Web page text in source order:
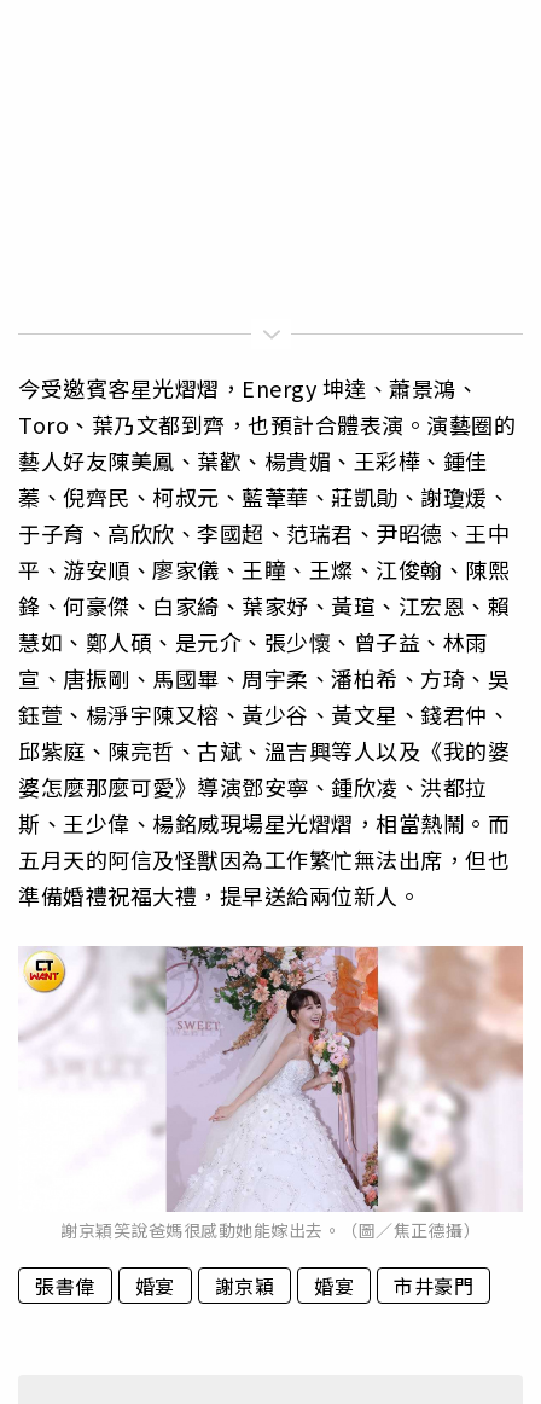
今受邀賓客星光熠熠，Energy 坤達、蕭景鴻、
Toro、葉乃文都到齊，也預計合體表演。演藝圈的
藝人好友陳美鳳、葉歡、楊貴媚、王彩樺、鍾佳
蓁、倪齊民、柯叔元、藍葦華、莊凱勛、謝瓊煖、
于子育、高欣欣、李國超、范瑞君、尹昭德、王中
平、游安順、廖家儀、王瞳、王燦、江俊翰、陳熙
鋒、何豪傑、白家綺、葉家妤、黃瑄、江宏恩、賴
慧如、鄭人碩、是元介、張少懷、曾子益、林雨
宣、唐振剛、馬國畢、周宇柔、潘柏希、方琦、吳
鈺萱、楊淨宇陳又榕、黃少谷、黃文星、錢君仲、
邱紫庭、陳亮哲、古斌、溫吉興等人以及《我的婆
婆怎麼那麼可愛》導演鄧安寧、鍾欣凌、洪都拉
斯、王少偉、楊銘威現場星光熠熠，相當熱鬧。而
五月天的阿信及怪獸因為工作繁忙無法出席，但也
準備婚禮祝福大禮，提早送給兩位新人。
謝京穎笑說爸媽很感動她能嫁出去。（圖／焦正德攝）
張書偉 婚宴 謝京穎 婚宴 市井豪門